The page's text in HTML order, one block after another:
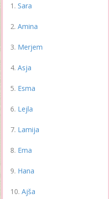
Sara
Amina
Merjem
Asja
Esma
Lejla
Lamija
Ema
Hana
Ajša